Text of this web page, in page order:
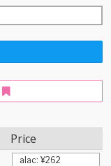
Price